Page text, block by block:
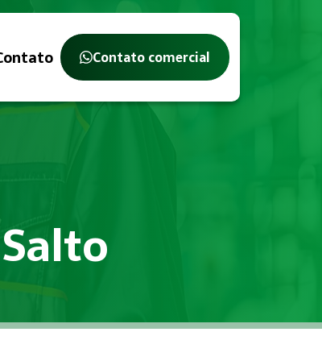
Contato comercial
com o objetivo de identificar, avaliar e controlar